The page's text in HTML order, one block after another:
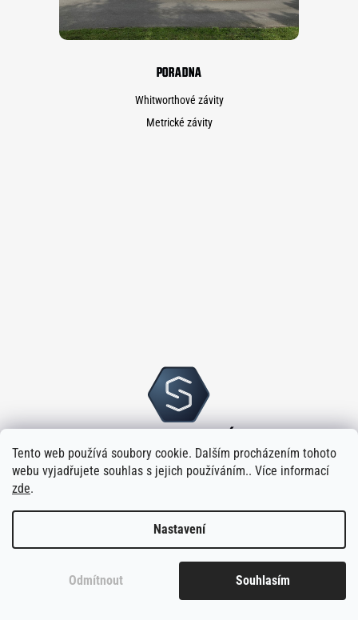
Tento web používá soubory cookie. Dalším procházením tohoto
webu vyjadřujete souhlas s jejich používáním.. Více informací
zde.
Nastavení
Odmítnout Souhlasím
PORADNA
Whitworthové závity
Metrické závity
Copyright 2026Sloupský s.r.o. . Všechna práva vyhrazena.
nastavení cookies